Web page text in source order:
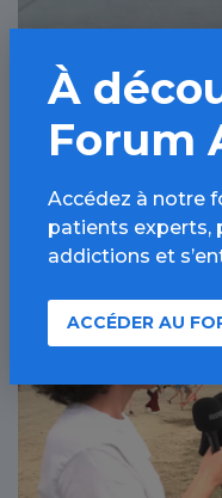
Sommeil et
prise en
Claude-
29 JUIL 2026
À
Forum
Accédez à notre
patients experts,
addictions et
ACCÉDER AU